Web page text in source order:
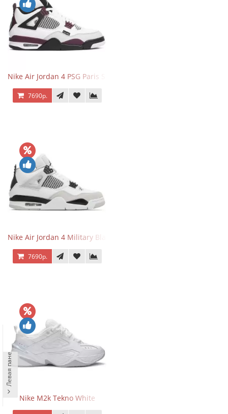
Nike Air Jordan 4 PSG Paris Saint Germain
7690р.
Nike Air Jordan 4 Military Black
7690р.
Nike M2k Tekno White
Левая панель